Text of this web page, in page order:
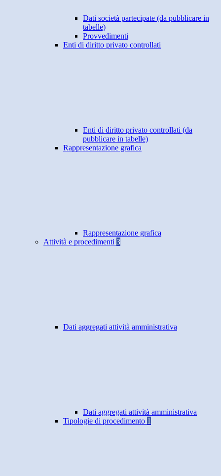
Dati società partecipate (da pubblicare in
tabelle)
Provvedimenti
Enti di diritto privato controllati
Enti di diritto privato controllati (da
pubblicare in tabelle)
Rappresentazione grafica
Rappresentazione grafica
Attività e procedimenti 3
Dati aggregati attività amministrativa
Dati aggregati attività amministrativa
Tipologie di procedimento 1